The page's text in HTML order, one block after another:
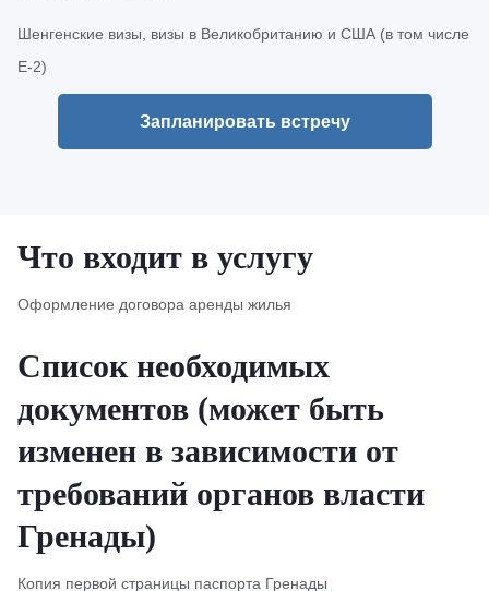
Шенгенские визы, визы в Великобританию и США (в том числе
Е-2)
Запланировать встречу
Что входит в услугу
Оформление договора аренды жилья
Список необходимых
документов (может быть
изменен в зависимости от
требований органов власти
Гренады)
Копия первой страницы паспорта Гренады